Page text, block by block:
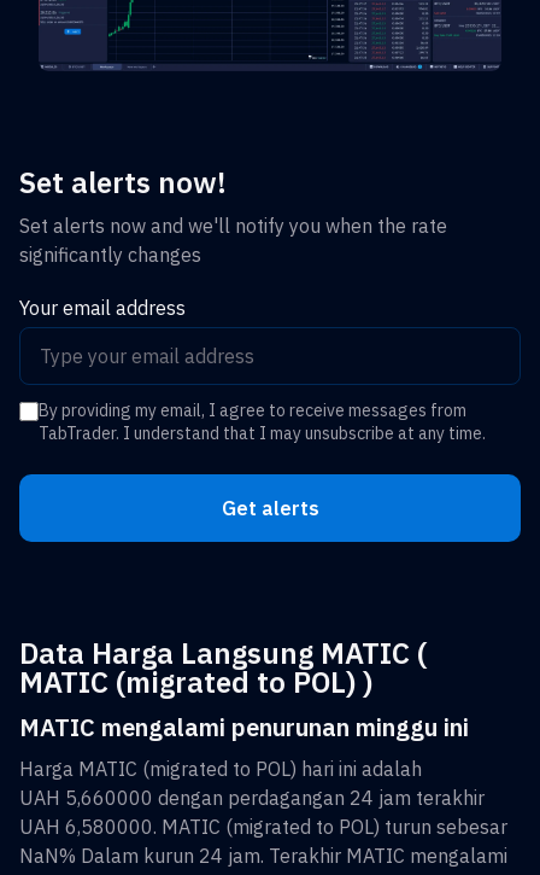
Set alerts now!
Set alerts now and we'll notify you when the rate
significantly changes
Your email address
By providing my email, I agree to receive messages from
TabTrader. I understand that I may unsubscribe at any time.
Get alerts
Data Harga Langsung MATIC (
MATIC (migrated to POL) )
MATIC mengalami penurunan minggu ini
Harga MATIC (migrated to POL) hari ini adalah
UAH 5,660000 dengan perdagangan 24 jam terakhir
UAH 6,580000. MATIC (migrated to POL) turun sebesar
NaN% Dalam kurun 24 jam. Terakhir MATIC mengalami